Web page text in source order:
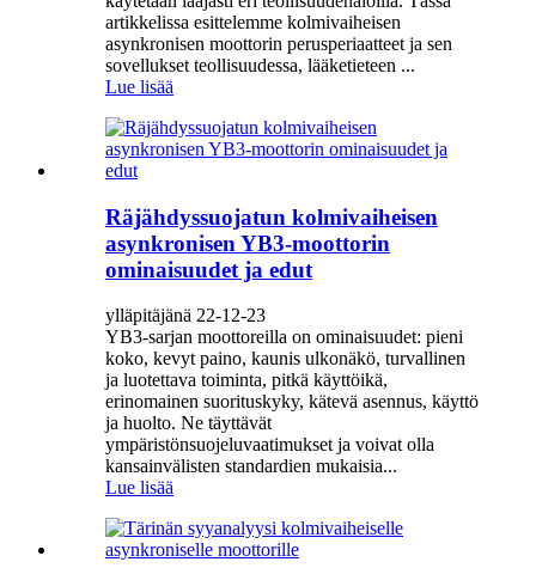
artikkelissa esittelemme kolmivaiheisen
asynkronisen moottorin perusperiaatteet ja sen
sovellukset teollisuudessa, lääketieteen ...
Lue lisää
Räjähdyssuojatun kolmivaiheisen
asynkronisen YB3-moottorin
ominaisuudet ja edut
ylläpitäjänä 22-12-23
YB3-sarjan moottoreilla on ominaisuudet: pieni
koko, kevyt paino, kaunis ulkonäkö, turvallinen
ja luotettava toiminta, pitkä käyttöikä,
erinomainen suorituskyky, kätevä asennus, käyttö
ja huolto. Ne täyttävät
ympäristönsuojeluvaatimukset ja voivat olla
kansainvälisten standardien mukaisia...
Lue lisää